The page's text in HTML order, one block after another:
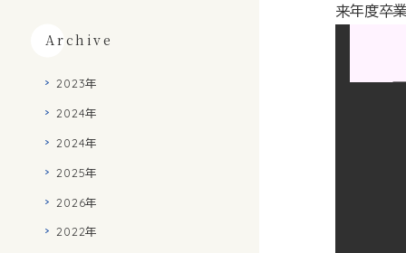
Archive
2023年
2024年
2024年
2025年
2026年
2022年
来年度卒